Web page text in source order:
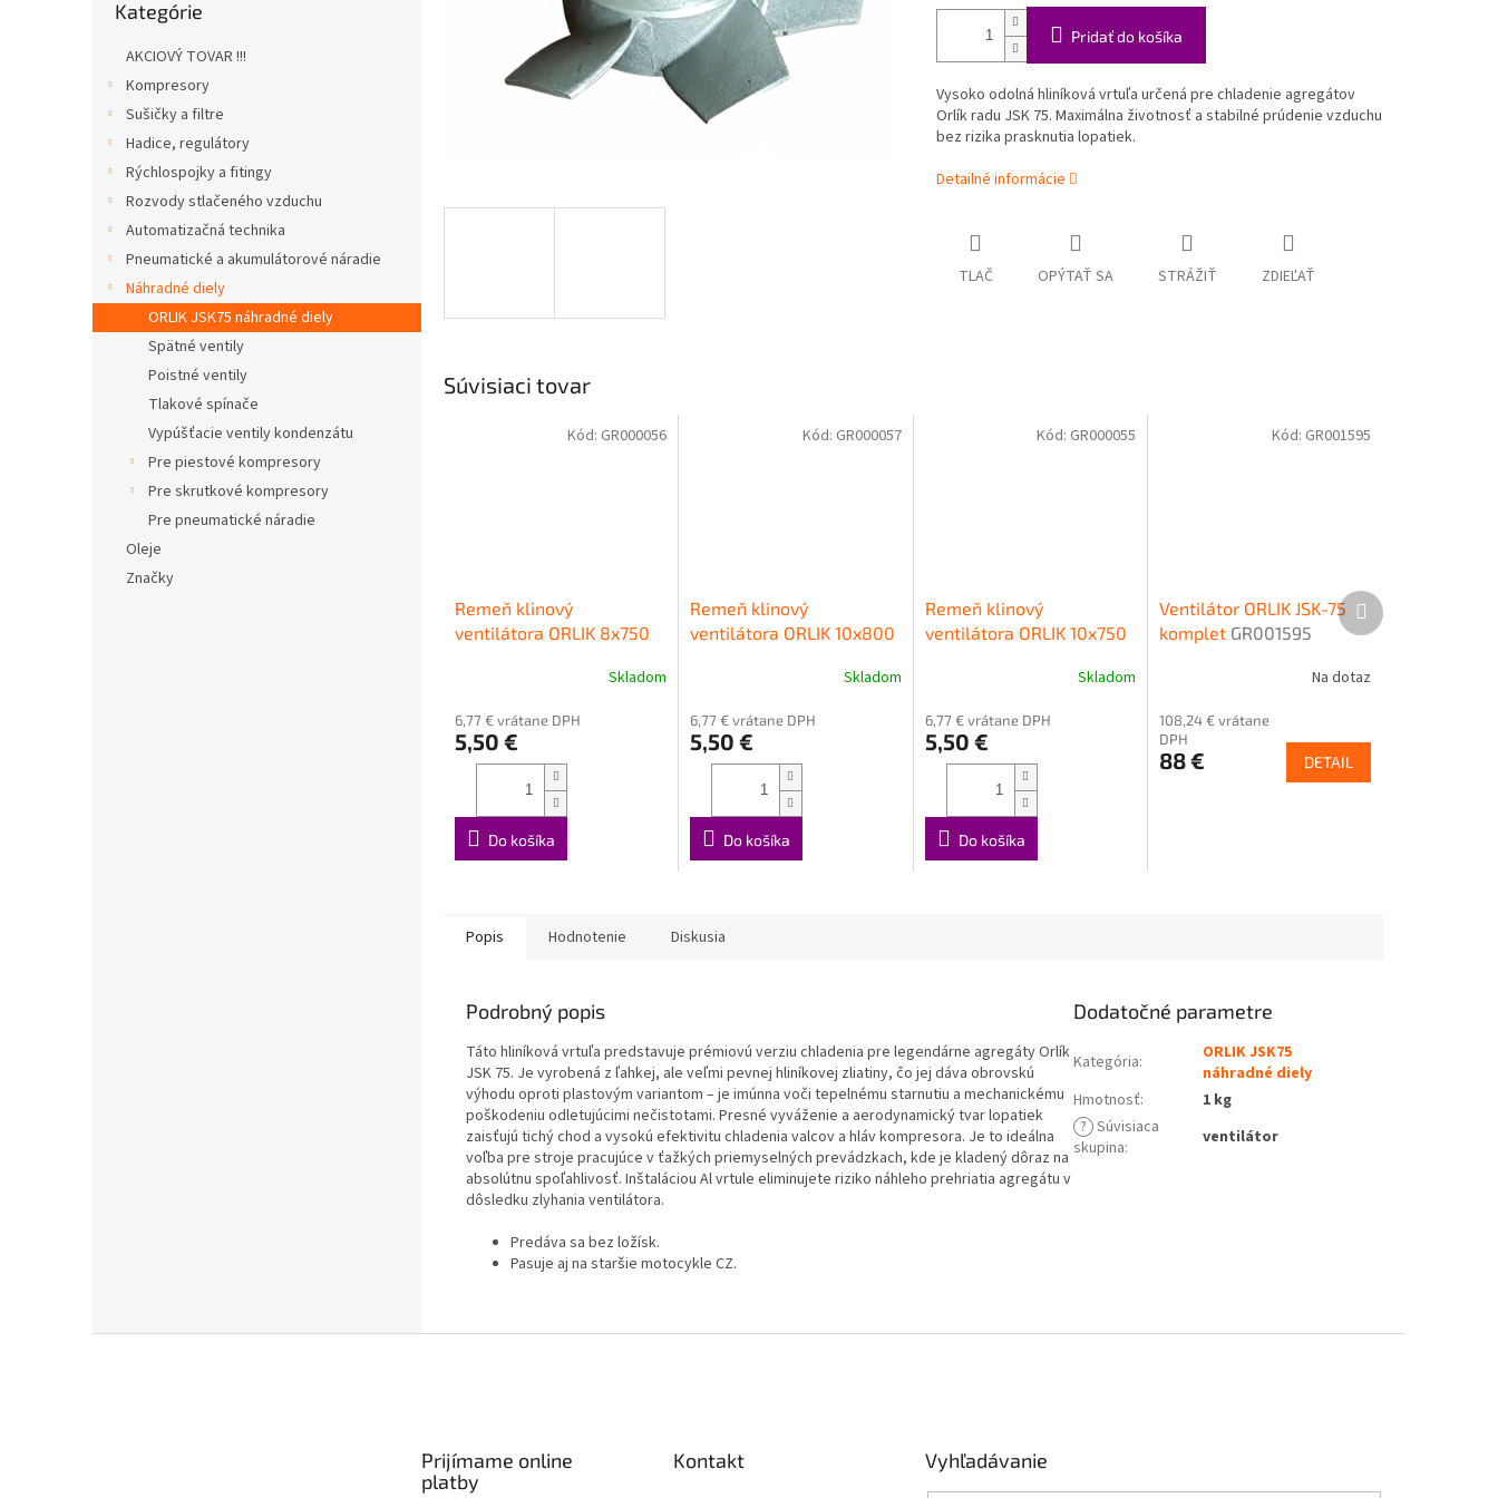
kategórie
Kategórie
AKCIOVÝ TOVAR !!!
Kompresory
Sušičky a filtre
Hadice, regulátory
Rýchlospojky a fitingy
Rozvody stlačeného vzduchu
Automatizačná technika
Pneumatické a akumulátorové náradie
Náhradné diely
ORLIK JSK75 náhradné diely
Spätné ventily
Poistné ventily
Tlakové spínače
Vypúšťacie ventily kondenzátu
Pre piestové kompresory
Pre skrutkové kompresory
Pre pneumatické náradie
Oleje
Značky
Pridať do košíka
Vysoko odolná hliníková vrtuľa určená pre chladenie agregátov
Orlík radu JSK 75. Maximálna životnosť a stabilné prúdenie vzduchu
bez rizika prasknutia lopatiek.
Detailné informácie
TLAČ OPÝTAŤ SA STRÁŽIŤ ZDIEĽAŤ
Súvisiaci tovar
Remeň klinový
ventilátora ORLIK 8x750
Skladom
6,77 € vrátane DPH
5,50 €
Do košíka
Kód: GR000056
Remeň klinový
ventilátora ORLIK 10x800
Skladom
6,77 € vrátane DPH
5,50 €
Do košíka
Kód: GR000057
Remeň klinový
ventilátora ORLIK 10x750
Skladom
6,77 € vrátane DPH
5,50 €
Do košíka
Kód: GR000055
Ventilátor ORLIK JSK-75
komplet GR001595
Na dotaz
108,24 € vrátane
DPH
88 € DETAIL
Kód: GR001595
Ďalší
produkt
Popis Hodnotenie Diskusia
Podrobný popis
Táto hliníková vrtuľa predstavuje prémiovú verziu chladenia pre legendárne agregáty Orlík
JSK 75. Je vyrobená z ľahkej, ale veľmi pevnej hliníkovej zliatiny, čo jej dáva obrovskú
výhodu oproti plastovým variantom – je imúnna voči tepelnému starnutiu a mechanickému
poškodeniu odletujúcimi nečistotami. Presné vyváženie a aerodynamický tvar lopatiek
zaisťujú tichý chod a vysokú efektivitu chladenia valcov a hláv kompresora. Je to ideálna
voľba pre stroje pracujúce v ťažkých priemyselných prevádzkach, kde je kladený dôraz na
absolútnu spoľahlivosť. Inštaláciou Al vrtule eliminujete riziko náhleho prehriatia agregátu v
dôsledku zlyhania ventilátora.
Predáva sa bez ložísk.
Pasuje aj na staršie motocykle CZ.
Dodatočné parametre
Kategória:
ORLIK JSK75
náhradné diely
Hmotnosť:
1 kg
? Súvisiaca
skupina: ventilátor
Prijímame online
platby
Kontakt Vyhľadávanie